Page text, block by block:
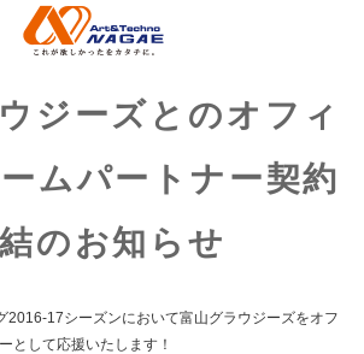
ジーズとのオフィ
ムパートナー契約
のお知らせ
2016-17シーズンにおいて富山グラウジーズをオフ
として応援いたします！